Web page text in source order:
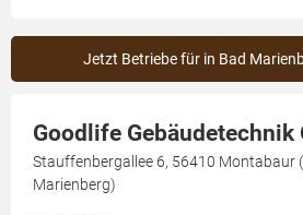
Jetzt Betriebe für in Bad
Goodlife Gebäudetechnik
Stauffenbergallee 6, 56410 Montabaur
Marienberg)